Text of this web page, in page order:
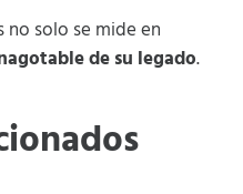
no solo se mide en
de su legado.